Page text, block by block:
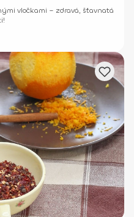
vločkami – zdravá, šťavnatá